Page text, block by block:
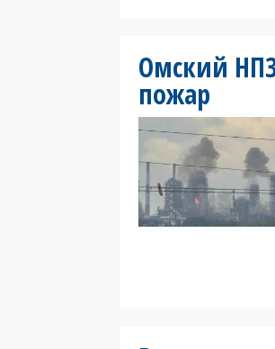
Омский
пожар